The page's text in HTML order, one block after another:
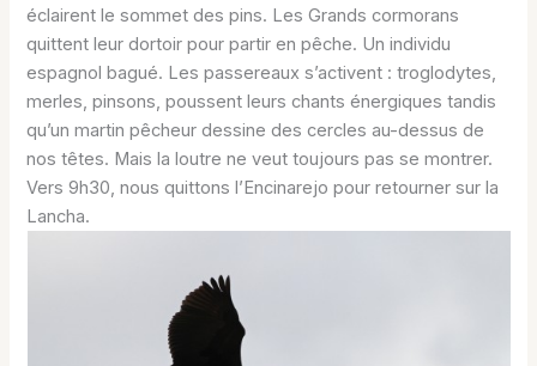
éclairent le sommet des pins. Les Grands cormorans
quittent leur dortoir pour partir en pêche. Un individu
espagnol bagué. Les passereaux s’activent : troglodytes,
merles, pinsons, poussent leurs chants énergiques tandis
qu’un martin pêcheur dessine des cercles au-dessus de
nos têtes. Mais la loutre ne veut toujours pas se montrer.
Vers 9h30, nous quittons l’Encinarejo pour retourner sur la
Lancha.